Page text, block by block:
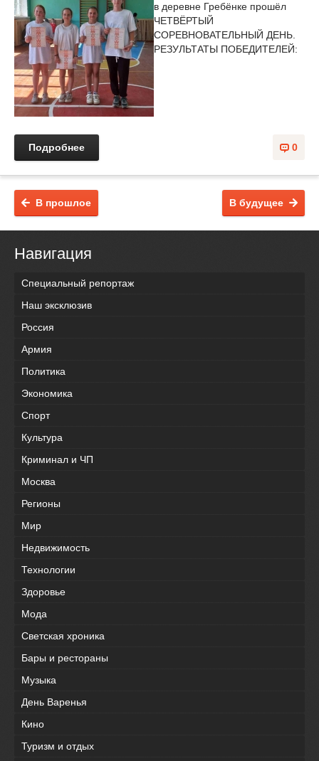
в деревне Гребёнке прошёл
ЧЕТВЁРТЫЙ
СОРЕВНОВАТЕЛЬНЫЙ ДЕНЬ.
РЕЗУЛЬТАТЫ ПОБЕДИТЕЛЕЙ:
0
Подробнее
В будущее
В прошлое
Навигация
Специальный репортаж
Наш эксклюзив
Россия
Армия
Политика
Экономика
Спорт
Культура
Криминал и ЧП
Москва
Регионы
Мир
Недвижимость
Технологии
Здоровье
Мода
Светская хроника
Бары и рестораны
Музыка
День Варенья
Кино
Туризм и отдых